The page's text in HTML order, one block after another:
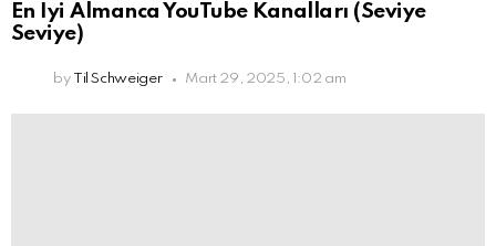
En İyi Almanca YouTube Kanalları (Seviye
Seviye)
by Til Schweiger Mart 29, 2025, 1:02 am